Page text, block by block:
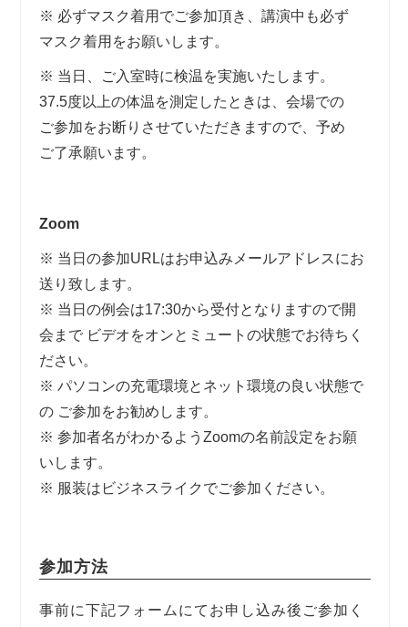
※ 必ずマスク着用でご参加頂き、講演中も必ず
マスク着用をお願いします。
※ 当日、ご入室時に検温を実施いたします。
37.5度以上の体温を測定したときは、会場での
ご参加をお断りさせていただきますので、予め
ご了承願います。
Zoom
※ 当日の参加URLはお申込みメールアドレスにお
送り致します。
※ 当日の例会は17:30から受付となりますので開
会まで ビデオをオンとミュートの状態でお待ちく
ださい。
※ パソコンの充電環境とネット環境の良い状態で
の ご参加をお勧めします。
※ 参加者名がわかるようZoomの名前設定をお願
いします。
※ 服装はビジネスライクでご参加ください。
参加方法
事前に下記フォームにてお申し込み後ご参加く